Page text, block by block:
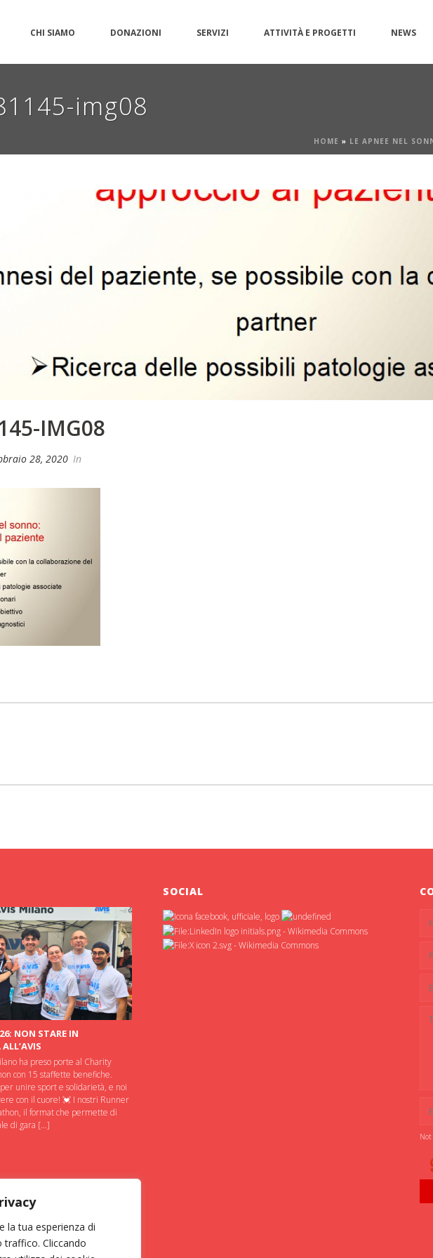
la tua esperienza di
traffico. Cliccando
CHI SIAMO DONAZIONI SERVIZI ATTIVITÀ E PROGETTI NEWS
img08
HOME » LE APNEE NEL
IMG08
28, 2020 In
NON STARE IN
ha preso porte al Charity
con 15 staffette benefiche.
unire sport e solidarietà, e noi
con il cuore! 💓 I nostri Runner
il format che permette di
di gara […]
SOCIAL